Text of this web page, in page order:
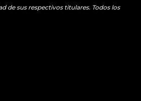
de sus respectivos titulares. Todos los